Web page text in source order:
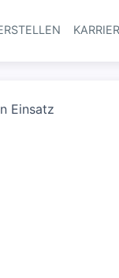
Haupt-
Einsatz